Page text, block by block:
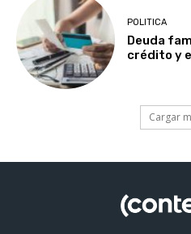
POLITICA
Deuda
crédito y
Cargar